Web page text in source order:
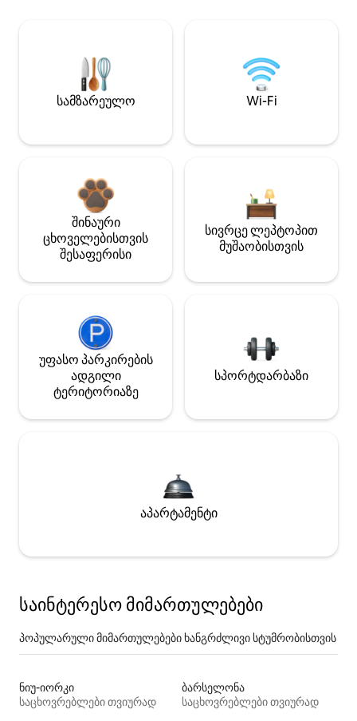
სამზარეულო Wi-Fi
შინაური
ცხოველებისთვის
შესაფერისი
სივრცე ლეპტოპით
მუშაობისთვის
უფასო პარკირების
ადგილი
ტერიტორიაზე
სპორტდარბაზი
აპარტამენტი
საინტერესო მიმართულებები
პოპულარული მიმართულებები ხანგრძლივი სტუმრობისთვის
ნიუ-იორკი
საცხოვრებლები თვიურად
ბარსელონა
საცხოვრებლები თვიურად